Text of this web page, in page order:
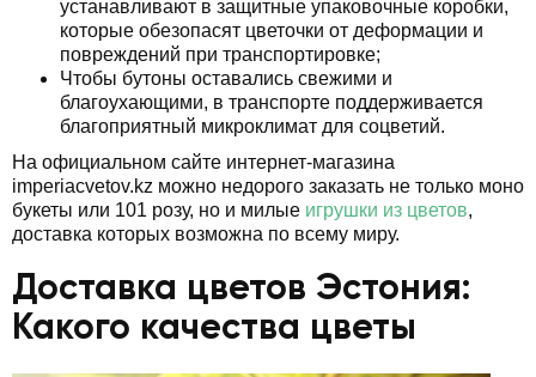
устанавливают в защитные упаковочные коробки,
которые обезопасят цветочки от деформации и
повреждений при транспортировке;
Чтобы бутоны оставались свежими и
благоухающими, в транспорте поддерживается
благоприятный микроклимат для соцветий.
На официальном сайте интернет-магазина
imperiacvetov.kz можно недорого заказать не только моно
букеты или 101 розу, но и милые игрушки из цветов,
доставка которых возможна по всему миру.
Доставка цветов Эстония:
Какого качества цветы